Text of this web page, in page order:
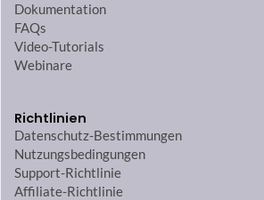
Dokumentation
FAQs
Video-Tutorials
Webinare
Richtlinien
Datenschutz-Bestimmungen
Nutzungsbedingungen
Support-Richtlinie
Affiliate-Richtlinie